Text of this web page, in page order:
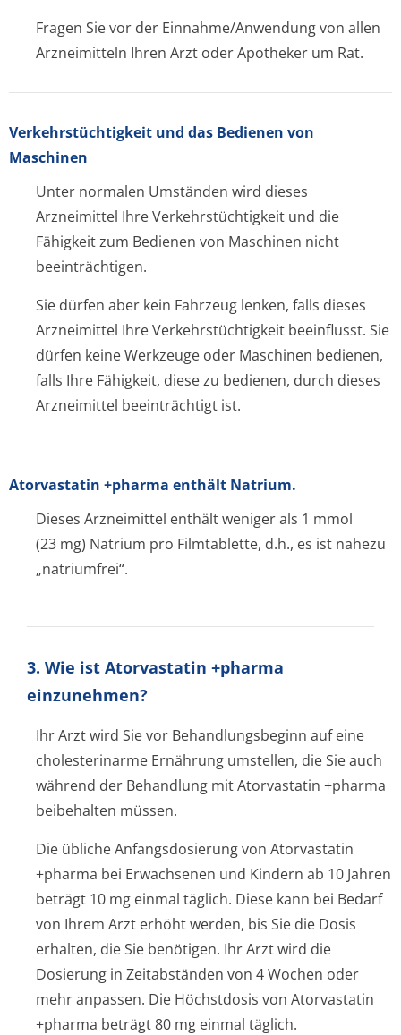
Fragen Sie vor der Einnahme/Anwendung von allen
Arzneimitteln Ihren Arzt oder Apotheker um Rat.
Verkehrstüchtig­keit und das Bedienen von
Maschinen
Unter normalen Umständen wird dieses
Arzneimittel Ihre Verkehrstüchtigkeit und die
Fähigkeit zum Bedienen von Maschinen nicht
beeinträchtigen.
Sie dürfen aber kein Fahrzeug lenken, falls dieses
Arzneimittel Ihre Verkehrstüchtigkeit beeinflusst. Sie
dürfen keine Werkzeuge oder Maschinen bedienen,
falls Ihre Fähigkeit, diese zu bedienen, durch dieses
Arzneimittel beeinträchtigt ist.
Atorvastatin +pharma enthält Natrium.
Dieses Arzneimittel enthält weniger als 1 mmol
(23 mg) Natrium pro Filmtablette, d.h., es ist nahezu
„natriumfrei“.
3. Wie ist Atorvastatin +pharma
einzunehmen?
Ihr Arzt wird Sie vor Behandlungsbeginn auf eine
cholesterinarme Ernährung umstellen, die Sie auch
während der Behandlung mit Atorvastatin +pharma
beibehalten müssen.
Die übliche Anfangsdosierung von Atorvastatin
+pharma bei Erwachsenen und Kindern ab 10 Jahren
beträgt 10 mg einmal täglich. Diese kann bei Bedarf
von Ihrem Arzt erhöht werden, bis Sie die Dosis
erhalten, die Sie benötigen. Ihr Arzt wird die
Dosierung in Zeitabständen von 4 Wochen oder
mehr anpassen. Die Höchstdosis von Atorvastatin
+pharma beträgt 80 mg einmal täglich.